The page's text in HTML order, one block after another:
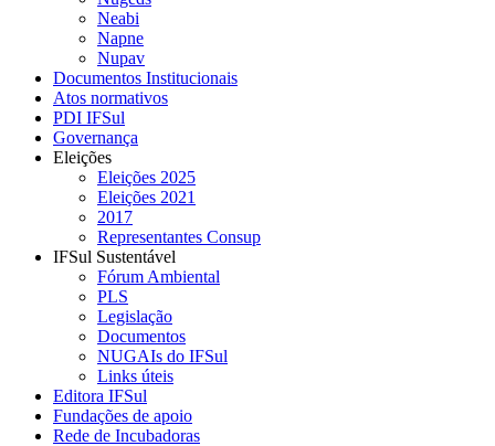
Neabi
Napne
Nupav
Documentos Institucionais
Atos normativos
PDI IFSul
Governança
Eleições
Eleições 2025
Eleições 2021
2017
Representantes Consup
IFSul Sustentável
Fórum Ambiental
PLS
Legislação
Documentos
NUGAIs do IFSul
Links úteis
Editora IFSul
Fundações de apoio
Rede de Incubadoras